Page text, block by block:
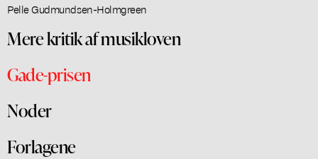
Pelle Gudmundsen-Holmgreen
Mere kritik af musikloven
Gade-prisen
Noder
Forlagene